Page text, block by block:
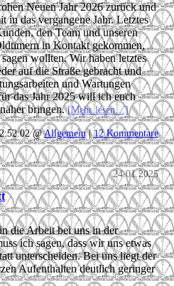
Neuen Jahr 2026 zurück und
in das vergangene Jahr. Letztes
den Team und unseren
in Kontakt gekommen,
wollten. Wir haben letztes
auf die Straße gebracht und
und Wartungen
das Jahr 2025 will ich euch
bringen.[Mehr lesen…]
@Allgemein|12 Kommentare
24.01.2025
die Arbeit bei uns in der
ich sagen, dass wir uns etwas
unterscheiden. Bei uns liegt der
Aufenthalten deutlich geringer